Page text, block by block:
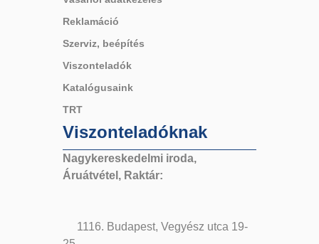
Reklamáció
Szerviz, beépítés
Viszonteladók
Katalógusaink
TRT
Viszonteladóknak
Nagykereskedelmi iroda,
Áruátvétel, Raktár:
1116. Budapest, Vegyész utca 19-